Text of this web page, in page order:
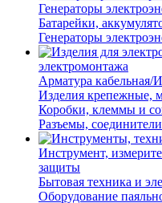
Генераторы
Батарейки,
Генераторы
электромонтажа
Арматура
Изделия крепежные,
Коробки, клеммы и
Разъемы, соединители
Инструмент,
защиты
Бытовая техника и
Оборудование